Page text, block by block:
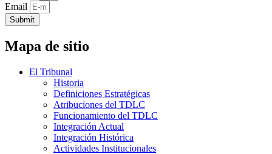
Email
Submit
Mapa de sitio
El Tribunal
Historia
Definiciones Estratégicas
Atribuciones del TDLC
Funcionamiento del TDLC
Integración Actual
Integración Histórica
Actividades Institucionales